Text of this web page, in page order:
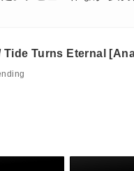
Tide Turns Eternal